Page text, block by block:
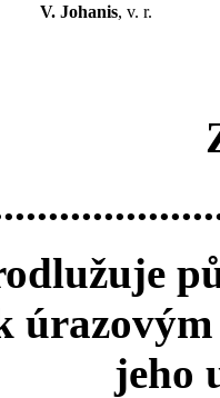
V. Johanis, v. r.
jeho